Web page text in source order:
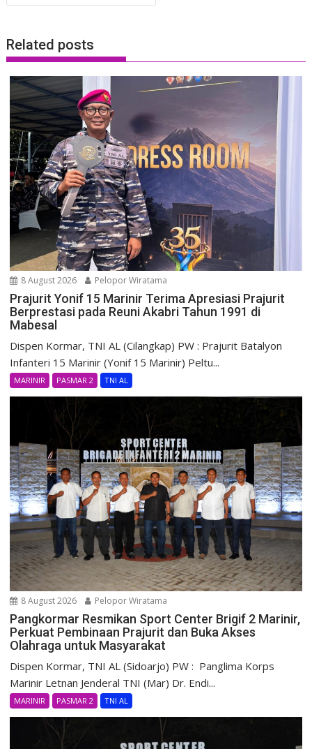
Related posts
8 August 2026 Pelopor Wiratama
Prajurit Yonif 15 Marinir Terima Apresiasi Prajurit
Berprestasi pada Reuni Akabri Tahun 1991 di
Mabesal
Dispen Kormar, TNI AL (Cilangkap) PW : Prajurit Batalyon
Infanteri 15 Marinir (Yonif 15 Marinir) Peltu...
MARINIR PASMAR 2 TNI AL
8 August 2026 Pelopor Wiratama
Pangkormar Resmikan Sport Center Brigif 2 Marinir,
Perkuat Pembinaan Prajurit dan Buka Akses
Olahraga untuk Masyarakat
Dispen Kormar, TNI AL (Sidoarjo) PW : Panglima Korps
Marinir Letnan Jenderal TNI (Mar) Dr. Endi...
MARINIR PASMAR 2 TNI AL